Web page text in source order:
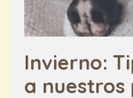
Invierno:
a